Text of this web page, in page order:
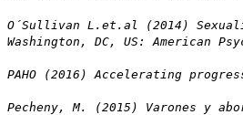
O´Sullivan L.et.al (2014)
Washington, DC, US: American
PAHO (2016) Accelerating
Pecheny, M. (2015) Varones y